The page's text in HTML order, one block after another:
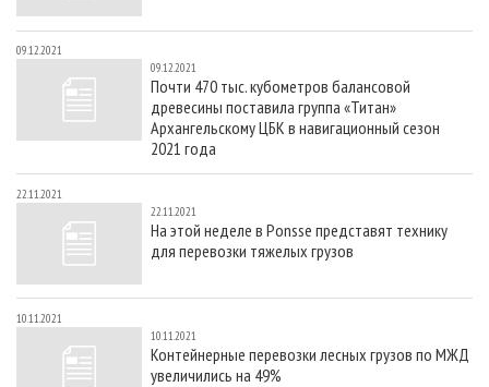
09.12.2021
09.12.2021
Почти 470 тыс. кубометров балансовой
древесины поставила группа «Титан»
Архангельскому ЦБК в навигационный сезон
2021 года
22.11.2021
22.11.2021
На этой неделе в Ponsse представят технику
для перевозки тяжелых грузов
10.11.2021
10.11.2021
Контейнерные перевозки лесных грузов по МЖД
увеличились на 49%